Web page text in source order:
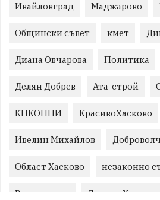
Ивайловград Маджарово
Общински съвет кмет
Диана Овчарова Политика
Делян Добрев Ата-строй
КПКОНПИ КрасивоХасково
Ивелин Михайлов
Област Хасково незаконно
Възраждане Даниел Хаджиев